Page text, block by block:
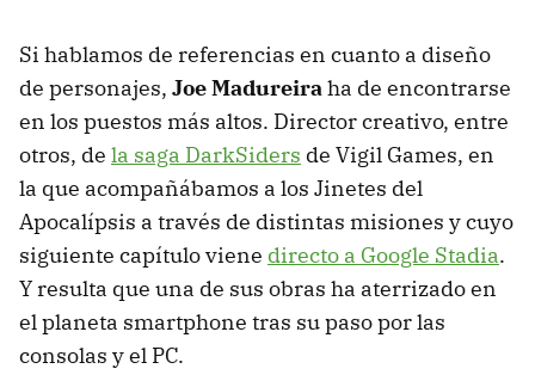
Si hablamos de referencias en cuanto a diseño
de personajes, Joe Madureiraha de encontrarse
en los puestos más altos. Director creativo, entre
otros, de la saga DarkSiders de Vigil Games, en
la que acompañábamos a los Jinetes del
Apocalípsis a través de distintas misiones y cuyo
siguiente capítulo viene directo a Google Stadia.
Y resulta que una de sus obras ha aterrizado en
el planeta smartphone tras su paso por las
consolas y el PC.